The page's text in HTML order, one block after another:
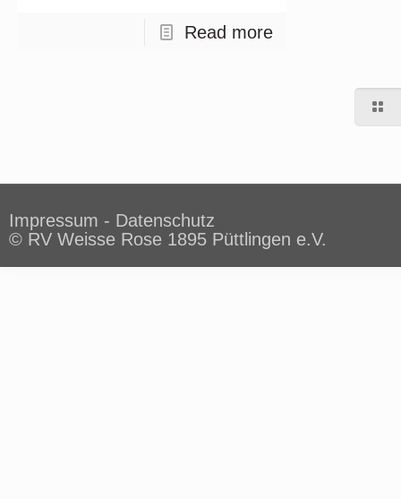
Read more
Impressum - Datenschutz
© RV Weisse Rose 1895 Püttlingen e.V.